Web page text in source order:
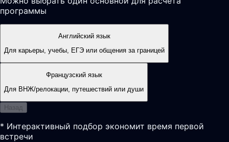
программы
Английский язык
Для карьеры, учебы, ЕГЭ или общения за границей
Французский язык
Для ВНЖ/релокации, путешествий или души
Назад
* Интерактивный подбор экономит время первой
встречи